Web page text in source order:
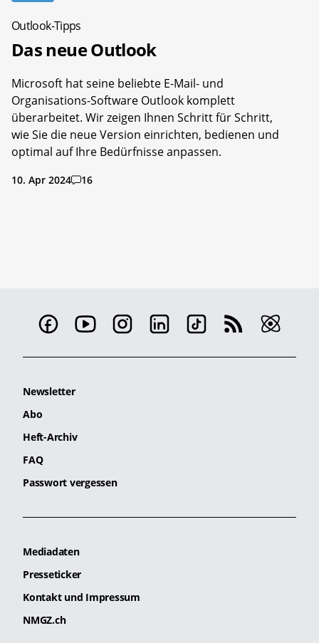
Outlook-Tipps
Das neue Outlook
Microsoft hat seine beliebte E-Mail- und
Organisations-Software Outlook komplett
überarbeitet. Wir zeigen Ihnen Schritt für Schritt,
wie Sie die neue Version einrichten, bedienen und
optimal auf Ihre Bedürfnisse anpassen.
10. Apr 2024 16
Newsletter
Abo
Heft-Archiv
FAQ
Passwort vergessen
Mediadaten
Presseticker
Kontakt und Impressum
NMGZ.ch